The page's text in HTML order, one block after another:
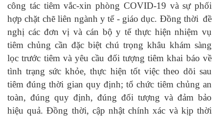
công tác tiêm vắc-xin phòng COVID-19 và sự phối
hợp chặt chẽ liên ngành y tế - giáo dục. Đồng thời đề
nghị các đơn vị và cán bộ y tế thực hiện nhiệm vụ
tiêm chủng cần đặc biệt chú trọng khâu khám sàng
lọc trước tiêm và yêu cầu đối tượng tiêm khai báo về
tình trạng sức khỏe, thực hiện tốt việc theo dõi sau
tiêm đúng thời gian quy định; tổ chức tiêm chủng an
toàn, đúng quy định, đúng đối tượng và đảm bảo
hiệu quả. Đồng thời, cập nhật chính xác và kịp thời